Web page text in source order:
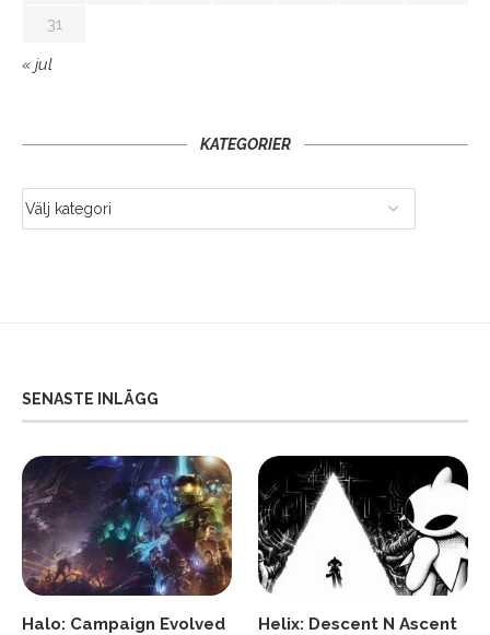
31
« jul
KATEGORIER
SENASTE INLÄGG
Halo: Campaign Evolved Helix: Descent N Ascent